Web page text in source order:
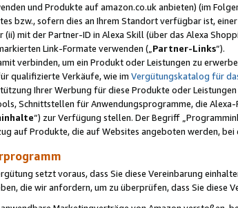
und Produkte auf amazon.co.uk anbieten) (im
bzw., sofern dies an Ihrem Standort verfügbar ist,
(ii) mit der Partner-ID in Alexa Skill (über das Alexa
Link-Formate verwenden („ Partner-Links“).
verbinden, um ein Produkt oder Leistungen zu
qualifizierte Verkäufe, wie im Vergütungskatalog für
Ihrer Werbung für diese Produkte oder
Schnittstellen für Anwendungsprogramme, die
“) zur Verfügung stellen. Der Begriff
auf Produkte, die auf Websites angeboten werden, bei
setzt voraus, dass Sie diese Vereinbarung
die wir anfordern, um zu überprüfen, dass Sie diese